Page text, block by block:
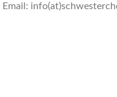
Email: